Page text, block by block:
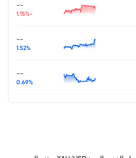
--
-1.15%
--
1.52%
--
0.69%